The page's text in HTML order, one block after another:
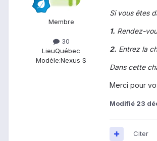
Membre
30
LieuQuébec
Modèle:Nexus S
Si vous êtes
1. Rendez-
2. Entrez la
Dans cette
Merci pour
Modifié 23
Citer